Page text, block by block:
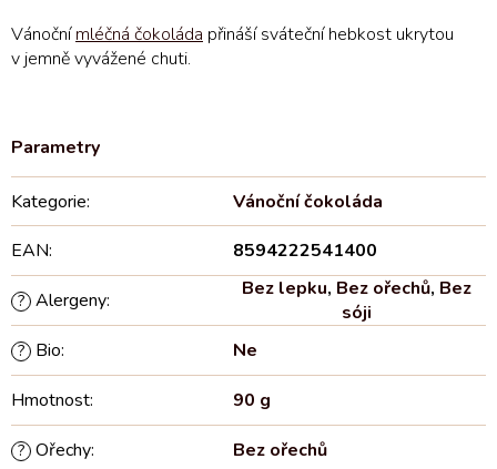
Vánočnímléčná čokoláda přináší sváteční hebkost ukrytou
v jemně vyvážené chuti.
Kategorie: Vánoční čokoláda
EAN: 8594222541400
? Alergeny: Bez lepku, Bez ořechů, Bez
sóji
? Bio: Ne
Hmotnost: 90 g
? Ořechy: Bez ořechů